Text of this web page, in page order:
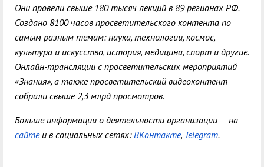
Они провели свыше 180 тысяч лекций в 89 регионах РФ.
Создано 8100 часов просветительского контента по
самым разным темам: наука, технологии, космос,
культура и искусство, история, медицина, спорт и другие.
Онлайн-трансляции с просветительских мероприятий
«Знания», а также просветительский видеоконтент
собрали свыше 2,3 млрд просмотров.
Больше информации о деятельности организации — на
сайтеи в социальных сетях: ВКонтакте, Telegram.